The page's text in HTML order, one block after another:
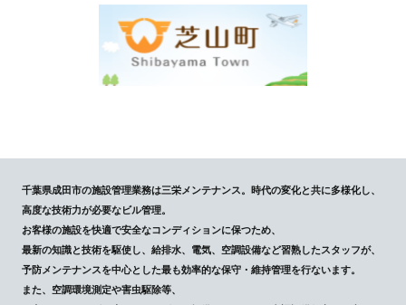
千葉県成田市の施設管理業務は三栄メンテナンス。時代の変化と共に多様化し、
高度な技術力が必要なビル管理。
お客様の施設を快適で安全なコンディションに保つため、
最新の知識と技術を駆使し、給排水、電気、空調設備など習熟したスタッフが、
予防メンテナンスを中心とした最も効率的な保守・維持管理を行ないます。
また、空調環境測定や害虫駆除等、